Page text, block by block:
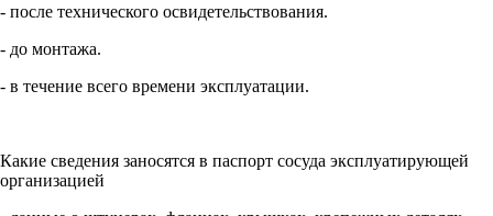
- после технического освидетельствования.
- до монтажа.
- в течение всего времени эксплуатации.
Какие сведения заносятся в паспорт сосуда эксплуатирующей
организацией